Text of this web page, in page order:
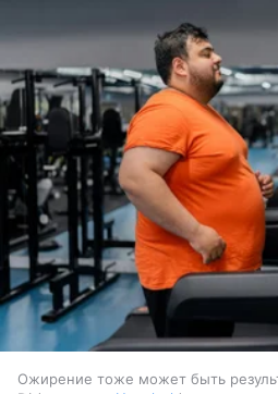
Ожирение тоже может быть